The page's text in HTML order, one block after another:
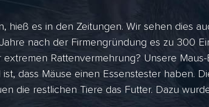
hieß es in den Zeitungen. Wir sehen dies
nach der Firmengründung es zu 300
extremen Rattenvermehrung? Unsere
dass Mäuse einen Essenstester haben.
die restlichen Tiere das Futter. Dazu